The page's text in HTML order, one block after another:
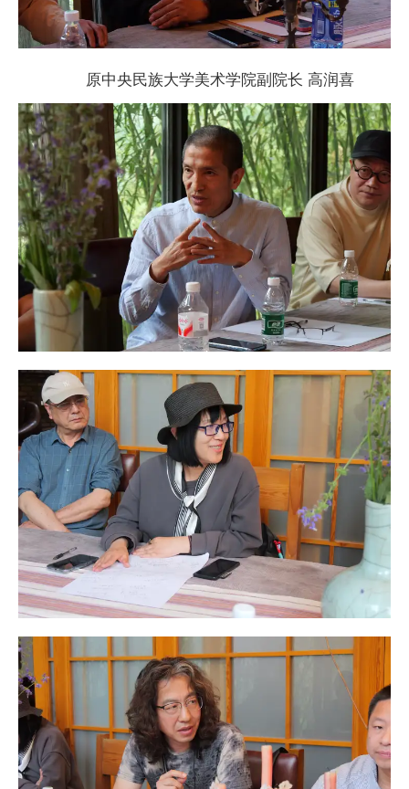
原中央民族大学美术学院副院长 高润喜